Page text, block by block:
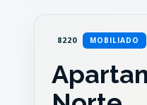
8220 MOBILIADO